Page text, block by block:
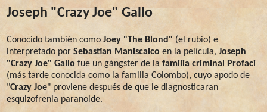
Joseph "Crazy Joe" Gallo
Conocido también como Joey "The Blond" (el rubio) e
interpretado por Sebastian Maniscalco en la película, Joseph
"Crazy Joe" Gallo fue un gángster de la familia criminal Profaci
(más tarde conocida como la familia Colombo), cuyo apodo de
"Crazy Joe" proviene después de que le diagnosticaran
esquizofrenia paranoide.